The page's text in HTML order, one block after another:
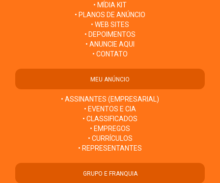
• MÍDIA KIT
• PLANOS DE ANÚNCIO
• WEB SITES
• DEPOIMENTOS
• ANUNCIE AQUI
• CONTATO
MEU ANÚNCIO
• ASSINANTES (EMPRESARIAL)
• EVENTOS E CIA
• CLASSIFICADOS
• EMPREGOS
• CURRÍCULOS
• REPRESENTANTES
GRUPO E FRANQUIA